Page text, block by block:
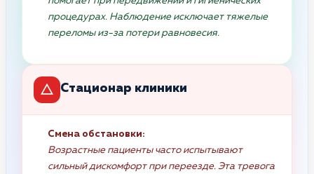
процедурах. Наблюдение исключает тяжелые
переломы из-за потери равновесия.
Стационар клиники
Смена обстановки:
Возрастные пациенты часто испытывают
сильный дискомфорт при переезде. Эта тревога